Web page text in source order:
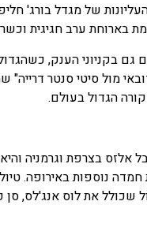
של מגדל בורג'
בארוחת ערב חגיגית
גם בקניוני הענק,
מול סיטי סנטר דרייה"
הגדול בעולם.
אלזס בצרפת וגרמניה
נוספות באירופה.
את לוס אנג'לס, סן